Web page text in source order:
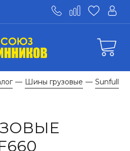
— Шины грузовые — Sunfull